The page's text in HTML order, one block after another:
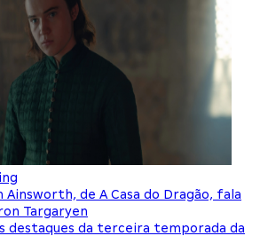
de A Casa do Dragão, fala
Targaryen
destaques da terceira temporada da